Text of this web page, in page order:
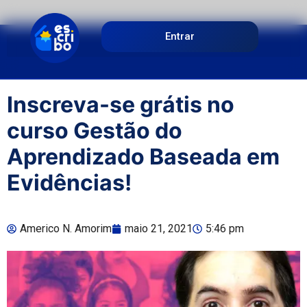
Entrar
Inscreva-se grátis no
curso Gestão do
Aprendizado Baseada em
Evidências!
Americo N. Amorim maio 21, 2021 5:46 pm